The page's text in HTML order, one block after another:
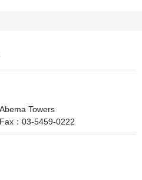
Towers
：03-5459-0222